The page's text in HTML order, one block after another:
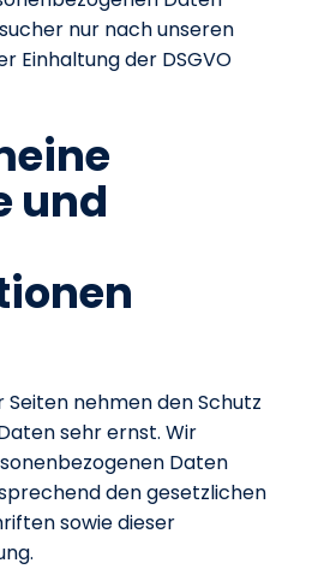
nur nach unseren
Einhaltung der DSGVO
und
Seiten nehmen den Schutz
sehr ernst. Wir
Daten
den gesetzlichen
sowie dieser